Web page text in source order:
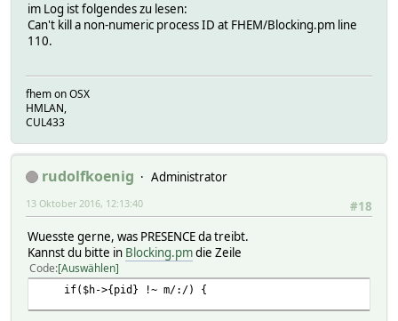
im Log ist folgendes zu lesen:
Can't kill a non-numeric process ID at FHEM/Blocking.pm line
110.
fhem on OSX
HMLAN,
CUL433
rudolfkoenig
Administrator
#18
13 Oktober 2016, 12:13:40
Wuesste gerne, was PRESENCE da treibt.
Kannst du bitte in Blocking.pmdie Zeile
Code Auswählen
if($h->{pid} !~ m/:/) {